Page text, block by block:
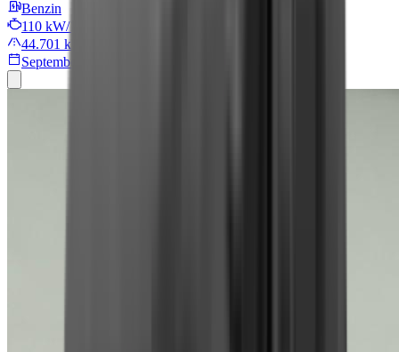
Benzin
110 kW/149 PS
44.701 km
September 2024